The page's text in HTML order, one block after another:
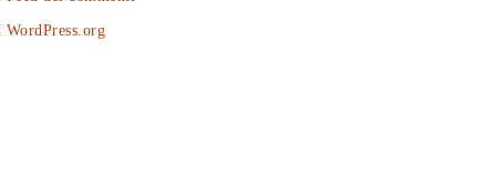
WordPress.org